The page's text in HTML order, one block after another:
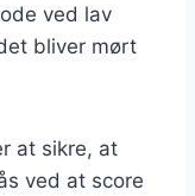
ved lav
bliver mørt
at sikre, at
ved at score